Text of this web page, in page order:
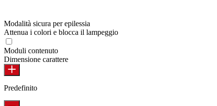
Modalità sicura per epilessia
Attenua i colori e blocca il lampeggio
Moduli contenuto
Dimensione carattere
Predefinito